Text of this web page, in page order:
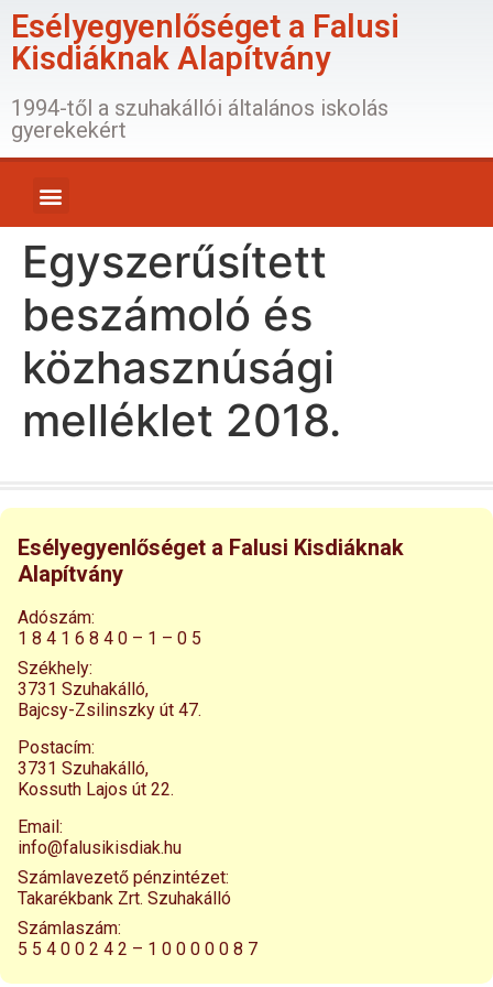
Esélyegyenlőséget a Falusi
Kisdiáknak Alapítvány
1994-től a szuhakállói általános iskolás
gyerekekért
Egyszerűsített
beszámoló és
közhasznúsági
melléklet 2018.
Esélyegyenlőséget a Falusi Kisdiáknak
Alapítvány
Adószám:
1 8 4 1 6 8 4 0 – 1 – 0 5
Székhely:
3731 Szuhakálló,
Bajcsy-Zsilinszky út 47.
Postacím:
3731 Szuhakálló,
Kossuth Lajos út 22.
Email:
info@falusikisdiak.hu
Számlavezető pénzintézet:
Takarékbank Zrt. Szuhakálló
Számlaszám:
5 5 4 0 0 2 4 2 – 1 0 0 0 0 0 8 7